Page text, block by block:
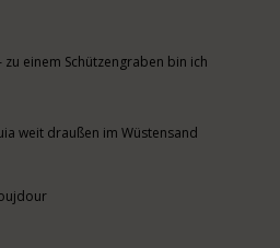
einem Schützengraben bin ich
weit draußen im Wüstensand